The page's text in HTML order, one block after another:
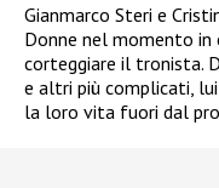
Gianmarco Steri e
Donne nel momento in
corteggiare il tronista.
e altri più complicati,
la loro vita fuori dal